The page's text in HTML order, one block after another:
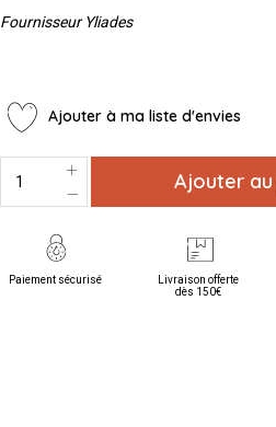
Fournisseur Yliades
Ajouter à ma liste d'envies
Ajouter
Paiement sécurisé
Livraison offerte
dès 150€